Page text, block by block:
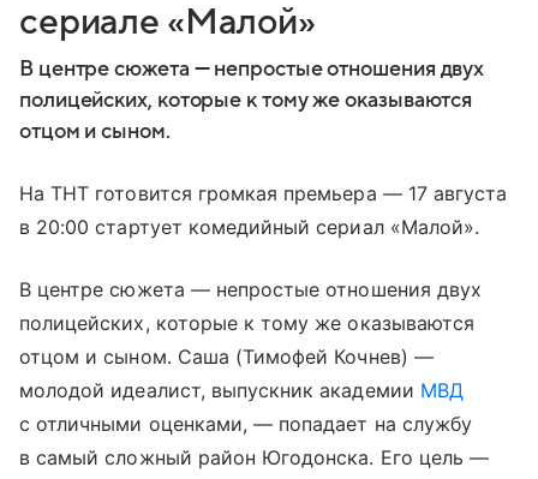
сериале «Малой»
В центре сюжета — непростые отношения двух
полицейских, которые к тому же оказываются
отцом и сыном.
На ТНТ готовится громкая премьера — 17 августа
в 20:00 стартует комедийный сериал «Малой».
В центре сюжета — непростые отношения двух
полицейских, которые к тому же оказываются
отцом и сыном. Саша (Тимофей Кочнев) —
молодой идеалист, выпускник академии МВД
с отличными оценками, — попадает на службу
в самый сложный район Югодонска. Его цель —